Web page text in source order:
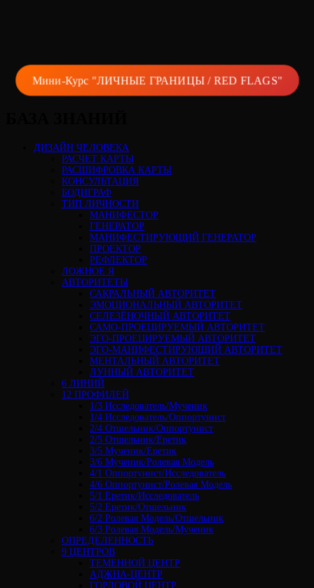
Мини-Курс "ЛИЧНЫЕ ГРАНИЦЫ / RED FLAGS"
ДИЗАЙН ЧЕЛОВЕКА
РАСЧЕТ КАРТЫ
РАСШИФРОВКА КАРТЫ
КОНСУЛЬТАЦИЯ
БОДИГРАФ
ТИП ЛИЧНОСТИ
МАНИФЕСТОР
ГЕНЕРАТОР
МАНИФЕСТИРУЮЩИЙ ГЕНЕРАТОР
ПРОЕКТОР
РЕФЛЕКТОР
ЛОЖНОЕ Я
АВТОРИТЕТЫ
САКРАЛЬНЫЙ АВТОРИТЕТ
ЭМОЦИОНАЛЬНЫЙ АВТОРИТЕТ
СЕЛЕЗЁНОЧНЫЙ АВТОРИТЕТ
САМО-ПРОЕЦИРУЕМЫЙ АВТОРИТЕТ
ЭГО-ПРОЕЦИРУЕМЫЙ АВТОРИТЕТ
ЭГО-МАНИФЕСТИРУЮЩИЙ АВТОРИТЕТ
МЕНТАЛЬНЫЙ АВТОРИТЕТ
ЛУННЫЙ АВТОРИТЕТ
6 ЛИНИЙ
12 ПРОФИЛЕЙ
1/3 Исследователь/Мученик
1/4 Исследователь/Оппортунист
2/4 Отшельник/Оппортунист
2/5 Отшельник/Еретик
3/5 Мученик/Еретик
3/6 Мученик/Ролевая Модель
4/1 Оппортунист/Исследователь
4/6 Оппортунист/Ролевая Модель
5/1 Еретик/Исследователь
5/2 Еретик/Отшельник
6/2 Ролевая Модель/Отшельник
6/3 Ролевая Модель/Мученик
ОПРЕДЕЛЕННОСТЬ
9 ЦЕНТРОВ
ТЕМЕННОЙ ЦЕНТР
АДЖНА-ЦЕНТР
ГОРЛОВОЙ ЦЕНТР